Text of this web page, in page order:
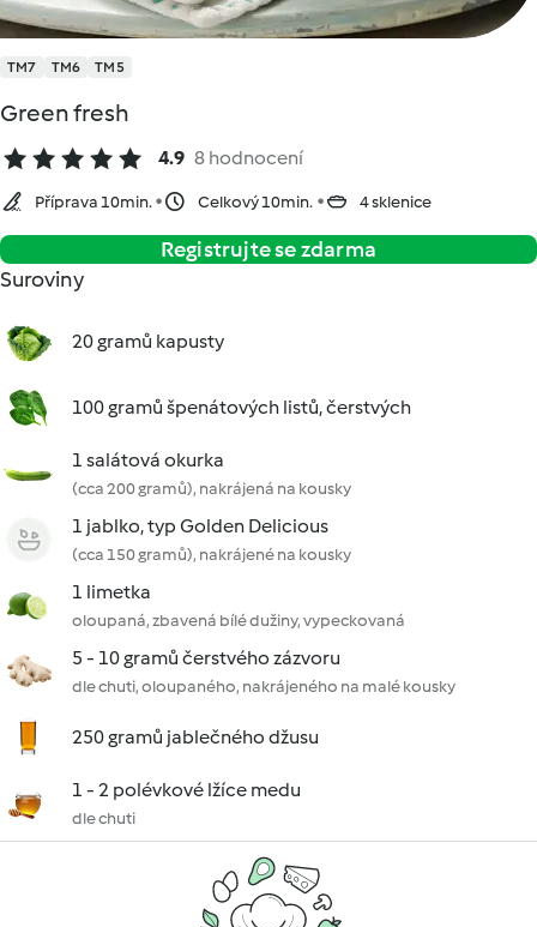
TM7 TM6 TM5
Green fresh
4.9 8 hodnocení
Příprava 10min. Celkový 10min. 4 sklenice
Registrujte se zdarma
Suroviny
20 gramů kapusty
100 gramů špenátových listů, čerstvých
1 salátová okurka
(cca 200 gramů), nakrájená na kousky
1 jablko, typ Golden Delicious
(cca 150 gramů), nakrájené na kousky
1 limetka
oloupaná, zbavená bílé dužiny, vypeckovaná
5 - 10 gramů čerstvého zázvoru
dle chuti, oloupaného, nakrájeného na malé kousky
250 gramů jablečného džusu
1 - 2 polévkové lžíce medu
dle chuti